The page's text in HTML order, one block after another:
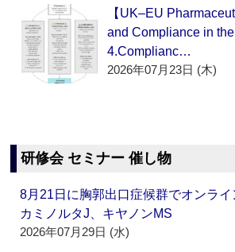
【UK–EU
and Compliance in the
4.Complianc…
2026年07月23日 (木)
研修会 セミナー 催し物
8月21日に胸郭出口症候群でオンラ
カミノルタJ、キヤノンMS
2026年07月29日 (水)